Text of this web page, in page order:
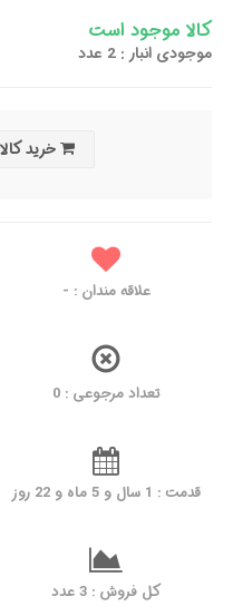
کالا موجود است
موجودی انبار : 2 عدد
خرید کالا
علاقه مندان : -
تعداد مرجوعی : 0
قدمت : 1 سال و 5 ماه و 22 روز
کل فروش : 3 عدد